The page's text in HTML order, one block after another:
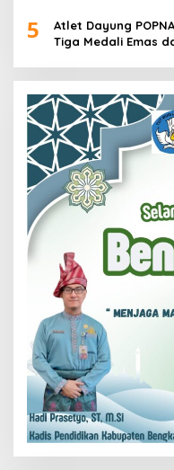
5
Atlet Dayung
Tiga Medali Emas